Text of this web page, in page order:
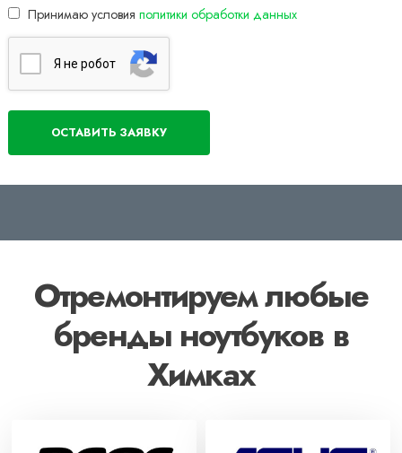
Принимаю условия политики обработки данных
Я нe poбoт
Отремонтируем любые
бренды ноутбуков в
Химках